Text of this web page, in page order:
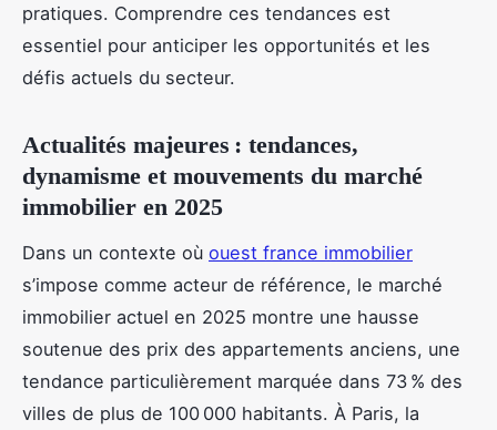
pratiques. Comprendre ces tendances est
essentiel pour anticiper les opportunités et les
défis actuels du secteur.
Actualités majeures : tendances,
dynamisme et mouvements du marché
immobilier en 2025
Dans un contexte où ouest france immobilier
s’impose comme acteur de référence, le marché
immobilier actuel en 2025 montre une hausse
soutenue des prix des appartements anciens, une
tendance particulièrement marquée dans 73 % des
villes de plus de 100 000 habitants. À Paris, la